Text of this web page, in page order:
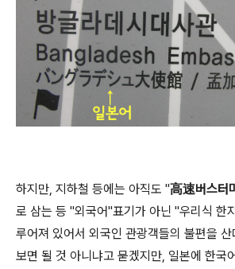
하지만, 지하철 등에는 아직도 "高速버스터
로 삼는 등 "외국어"표기가 아닌 "우리식 한
루어져 있어서 외국인 관광객들의 불편을
보면 될 것 아니냐고 묻겠지만, 일본에 한국